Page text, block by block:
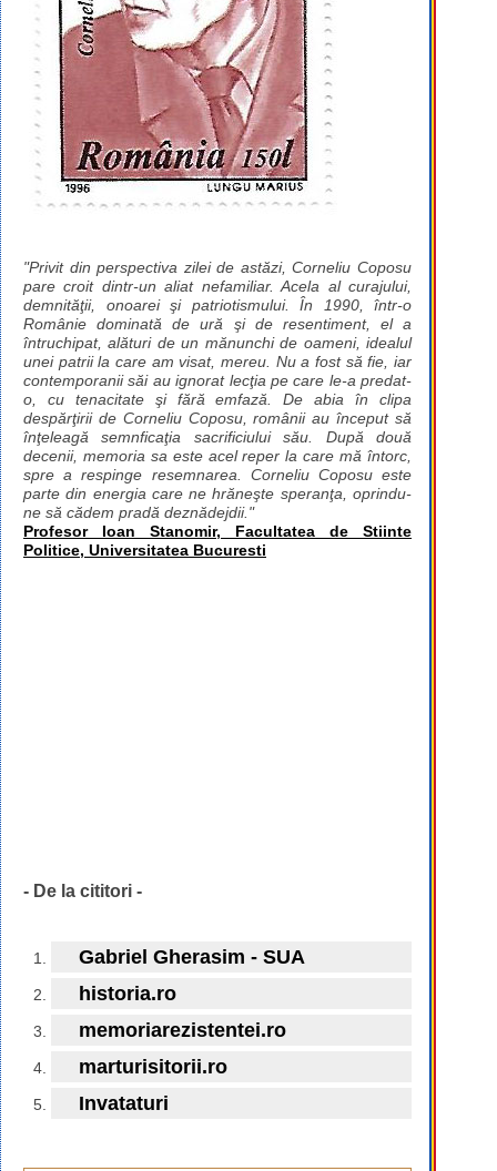
"Privit din perspectiva zilei de astăzi, Corneliu Coposu
pare croit dintr-un aliat nefamiliar. Acela al curajului,
demnităţii, onoarei şi patriotismului. În 1990, într-o
Românie dominată de ură şi de resentiment, el a
întruchipat, alături de un mănunchi de oameni, idealul
unei patrii la care am visat, mereu. Nu a fost să fie, iar
contemporanii săi au ignorat lecţia pe care le-a predat-
o, cu tenacitate şi fără emfază. De abia în clipa
despărţirii de Corneliu Coposu, românii au început să
înţeleagă semnficaţia sacrificiului său. După două
decenii, memoria sa este acel reper la care mă întorc,
spre a respinge resemnarea. Corneliu Coposu este
parte din energia care ne hrăneşte speranţa, oprindu-
ne să cădem pradă deznădejdii."
Profesor Ioan Stanomir, Facultatea de Stiinte
Politice, Universitatea Bucuresti
- De la cititori -
Gabriel Gherasim - SUA
historia.ro
memoriarezistentei.ro
marturisitorii.ro
Invataturi